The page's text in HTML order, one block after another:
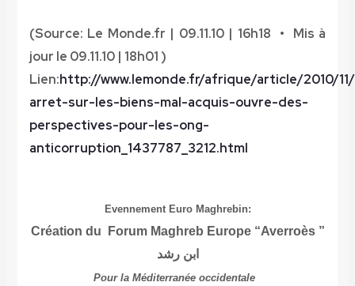
(Source: Le Monde.fr | 09.11.10 | 16h18 • Mis à
jour le 09.11.10 | 18h01 )
Lien:http://www.lemonde.fr/afrique/article/2010/
arret-sur-les-biens-mal-acquis-ouvre-des-
perspectives-pour-les-ong-
anticorruption_1437787_3212.html
Evennement Euro Maghrebin:
Création du Forum Maghreb Europe “Averroès ”
ابن رشد
Pour la Méditerranée occidentale